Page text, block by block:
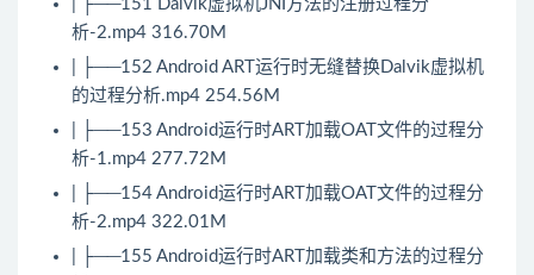
| ├──151 Dalvik虚拟机JNI方法的注册过程分
析-2.mp4 316.70M
| ├──152 Android ART运行时无缝替换Dalvik虚拟机
的过程分析.mp4 254.56M
| ├──153 Android运行时ART加载OAT文件的过程分
析-1.mp4 277.72M
| ├──154 Android运行时ART加载OAT文件的过程分
析-2.mp4 322.01M
| ├──155 Android运行时ART加载类和方法的过程分